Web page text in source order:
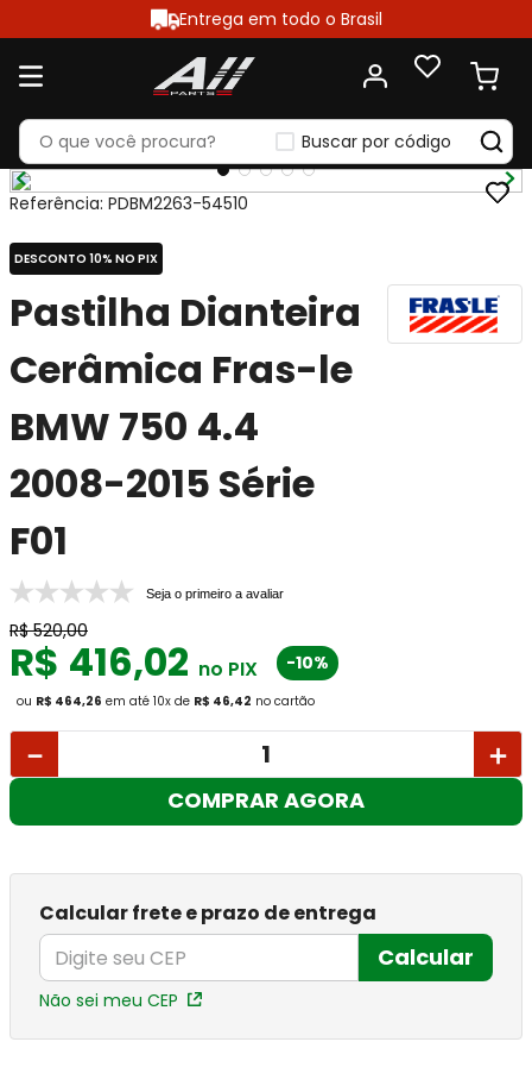
Entrega em todo o Brasil
Buscar por código
Referência: PDBM2263-54510
DESCONTO 10% NO PIX
Pastilha Dianteira
Cerâmica Fras-le
BMW 750 4.4
2008-2015 Série
F01
Seja o primeiro a avaliar
R$ 520,00
R$ 416,02 no PIX -10%
ou R$ 464,26 em até 10x de R$ 46,42 no cartão
＋
－
COMPRAR AGORA
Calcular frete e prazo de entrega
Calcular
Não sei meu CEP